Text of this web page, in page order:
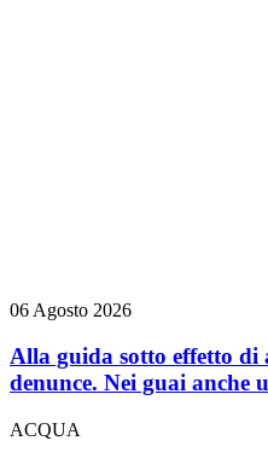
06 Agosto 2026
Alla guida sotto effetto di
denunce. Nei guai anche
ACQUA